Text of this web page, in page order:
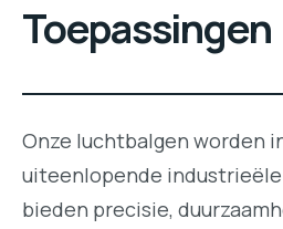
Toepassingen
Onze luchtbalgen worden
uiteenlopende
bieden precisie,